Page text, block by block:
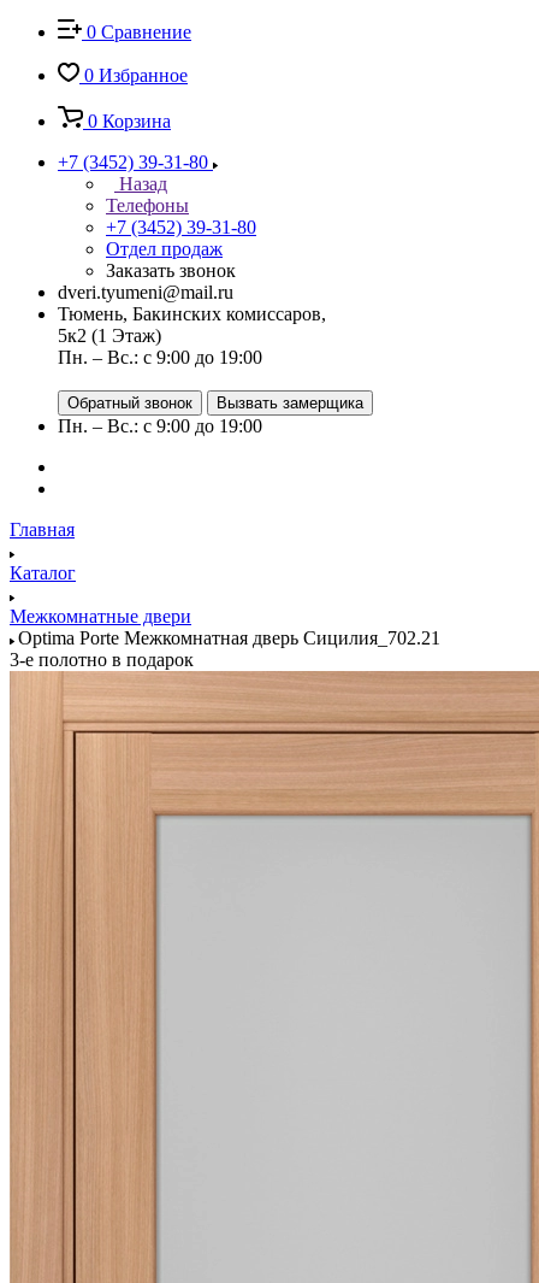
0 Сравнение
0 Избранное
0 Корзина
+7 (3452) 39-31-80
Назад
Телефоны
+7 (3452) 39-31-80
Отдел продаж
Заказать звонок
dveri.tyumeni@mail.ru
Тюмень, Бакинских комиссаров,
5к2 (1 Этаж)
Пн. – Вс.: с 9:00 до 19:00
Обратный звонок Вызвать замерщика
Пн. – Вс.: с 9:00 до 19:00
Главная
Каталог
Межкомнатные двери
Optima Porte Межкомнатная дверь Сицилия_702.21
3-е полотно в подарок